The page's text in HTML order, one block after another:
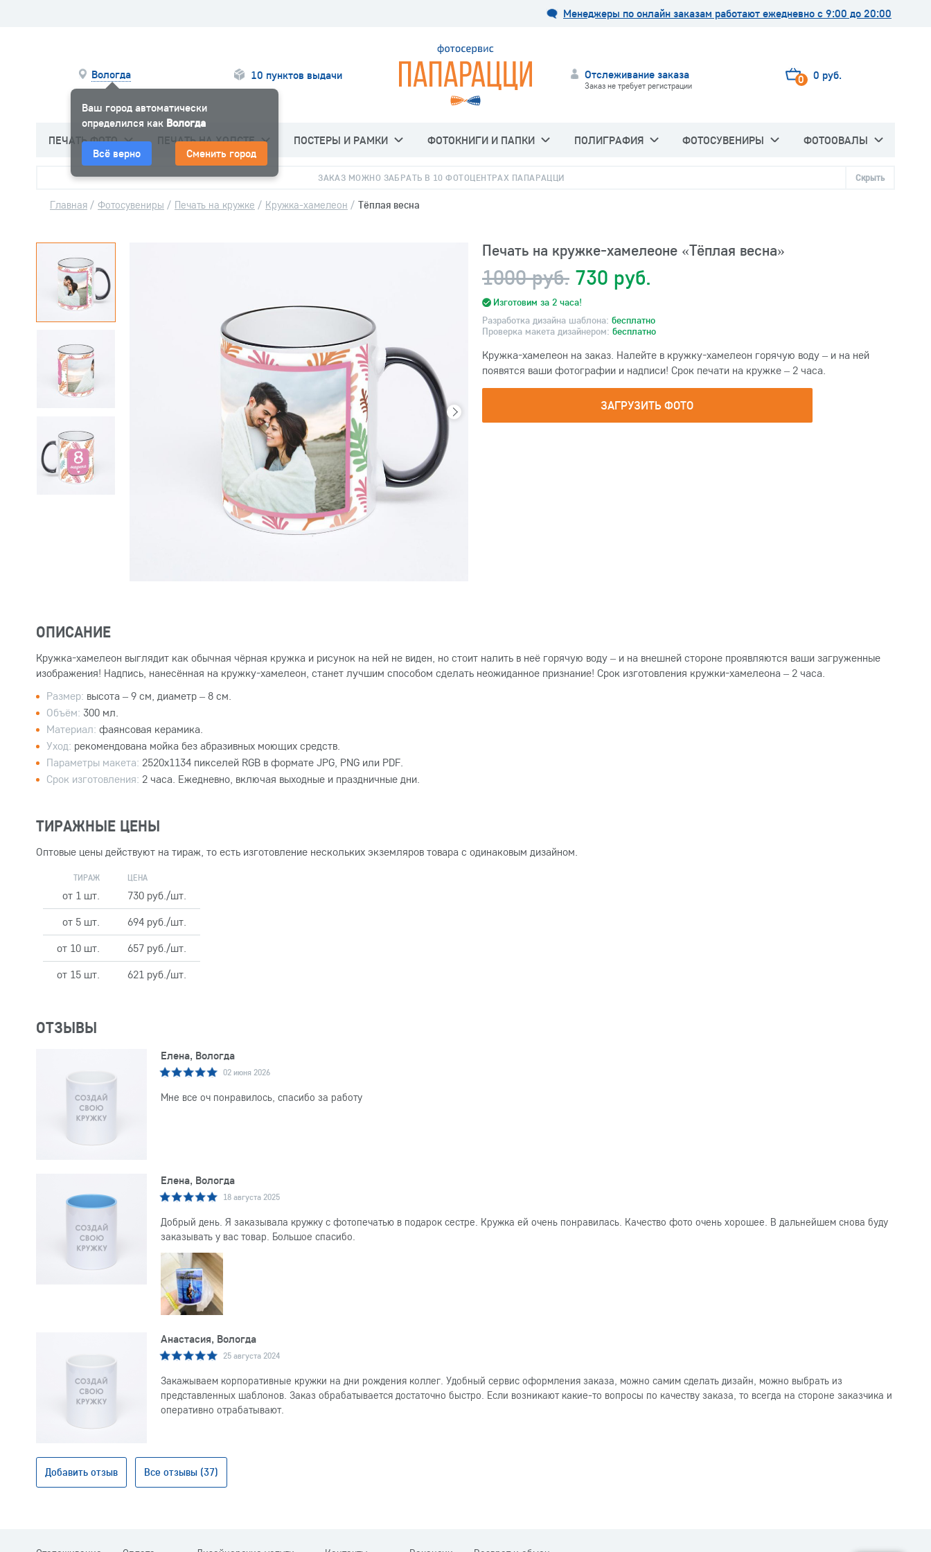
Менеджеры по онлайн заказам работают ежедневно с 9:00 до 20:00
Вологда
Ваш город автоматически
определился как Вологда
Всё верно Сменить город
10 пунктов выдачи Отслеживание заказа
Заказ не требует регистрации 0 0 руб.
ПЕЧАТЬ ФОТО ПЕЧАТЬ НА ХОЛСТЕ ПОСТЕРЫ И РАМКИ ФОТОКНИГИ И ПАПКИ ПОЛИГРАФИЯ ФОТОСУВЕНИРЫ ФОТООВАЛЫ
ЗАКАЗ МОЖНО ЗАБРАТЬ В 10 ФОТОЦЕНТРАХ ПАПАРАЦЦИ Скрыть
Главная / Фотосувениры / Печать на кружке / Кружка-хамелеон / Тёплая весна
Печать на кружке-хамелеоне «Тёплая весна»
1000 руб. 730 руб.
Изготовим за 2 часа!
Разработка дизайна шаблона: бесплатно
Проверка макета дизайнером: бесплатно
Кружка-хамелеон на заказ. Налейте в кружку-хамелеон горячую воду – и на ней
появятся ваши фотографии и надписи! Срок печати на кружке – 2 часа.
ЗАГРУЗИТЬ ФОТО
ОПИСАНИЕ
Кружка-хамелеон выглядит как обычная чёрная кружка и рисунок на ней не виден, но стоит налить в неё горячую воду – и на внешней стороне проявляются ваши загруженные
изображения! Надпись, нанесённая на кружку-хамелеон, станет лучшим способом сделать неожиданное признание! Срок изготовления кружки-хамелеона – 2 часа.
Размер: высота – 9 см, диаметр – 8 см.
Объём: 300 мл.
Материал: фаянсовая керамика.
Уход: рекомендована мойка без абразивных моющих средств.
Параметры макета: 2520x1134 пикселей RGB в формате JPG, PNG или PDF.
Срок изготовления: 2 часа. Ежедневно, включая выходные и праздничные дни.
ТИРАЖНЫЕ ЦЕНЫ
Оптовые цены действуют на тираж, то есть изготовление нескольких экземляров товара с одинаковым дизайном.
ТИРАЖ ЦЕНА
от 1 шт.
730 руб./шт.
от 5 шт.
694 руб./шт.
от 10 шт.
657 руб./шт.
от 15 шт.
621 руб./шт.
ОТЗЫВЫ
Елена, Вологда
02 июня 2026
Мне все оч понравилось, спасибо за работу
Елена, Вологда
18 августа 2025
Добрый день. Я заказывала кружку с фотопечатью в подарок сестре. Кружка ей очень понравилась. Качество фото очень хорошее. В дальнейшем снова буду
заказывать у вас товар. Большое спасибо.
Анастасия, Вологда
25 августа 2024
Закажываем корпоративные кружки на дни рождения коллег. Удобный сервис оформления заказа, можно самим сделать дизайн, можно выбрать из
представленных шаблонов. Заказ обрабатывается достаточно быстро. Если возникают какие-то вопросы по качеству заказа, то всегда на стороне заказчика и
оперативно отрабатывают.
Добавить отзыв Все отзывы (37)